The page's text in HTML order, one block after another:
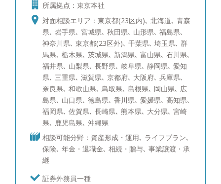
の看板としてホームページにも掲載されておりまし
た。 その後総合金融代理店を創業し、ファイナン
シャルプランナーとして幅広いお客様の経済的課題
に向き合って参りました。 このような経験から資
産運用のご相談はもちろんのこと、将来の相続対策
や節税対策など幅広い解決策をご提案できます。
お客様に寄り添い、中立的立場からフラットな目線
でお話させていただきます。セカンドオピニオンと
してでも構いませんので、まずはお気軽にご相談く
ださい。 ●得意な商品・サービス 日本株式（中小
型株）、日本株式（大型株）、米国株式、先進国債
券、社債、仕組債、投資信託、ポートフォリオコン
サルティング、生命保険 ●趣味 車、教育について
の勉強、グルメ、ゴルフ、ワインを飲むこと、時
計・装飾品 ※ゴルフのスコア：100
所属拠点：東京本社
対面相談エリア：東京都(23区内)､ 北海道､ 青森
県､ 岩手県､ 宮城県､ 秋田県､ 山形県､ 福島県､
神奈川県､ 東京都(23区外)､ 千葉県､ 埼玉県､ 群
馬県､ 栃木県､ 茨城県､ 新潟県､ 富山県､ 石川県､
福井県､ 山梨県､ 長野県､ 岐阜県､ 静岡県､ 愛知
県､ 三重県､ 滋賀県､ 京都府､ 大阪府､ 兵庫県､
奈良県､ 和歌山県､ 鳥取県､ 島根県､ 岡山県､ 広
島県､ 山口県､ 徳島県､ 香川県､ 愛媛県､ 高知県､
福岡県､ 佐賀県､ 長崎県､ 熊本県､ 大分県､ 宮崎
県､ 鹿児島県､ 沖縄県
相談可能分野：資産形成・運用､ ライフプラン､
保険､ 年金・退職金､ 相続・贈与､ 事業譲渡・承
継
証券外務員一種